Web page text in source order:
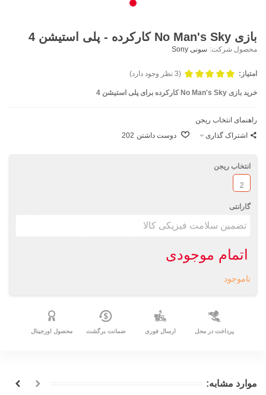
بازی No Man's Sky کارکرده - پلی استیشن 4
محصول شرکت: سونی Sony
امتیاز: (3 نظر وجود دارد)
خرید بازی No Man's Sky کارکرده برای پلی استیشن 4
راهنمای انتخاب ریجن
اشتراک گذاری
دوست داشتن 202
انتخاب ریجن
2
گارانتی
اتمام موجودی
ناموجود
پرداخت در محل ارسال فوری ضمانت برگشت محصول اورجینال
موارد مشابه: